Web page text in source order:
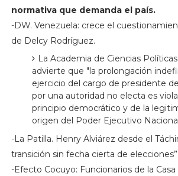
normativa que demanda el país.
-DW. Venezuela: crece el
de Delcy Rodríguez.
La Academia de Ciencias
advierte que "la prolongación
ejercicio del cargo de presidente
por una autoridad no electa es
principio democrático y de la
origen del Poder Ejecutivo
-La Patilla. Henry Alviárez desde el
transición sin fecha cierta de elecciones”.
-Efecto Cocuyo: Funcionarios de la